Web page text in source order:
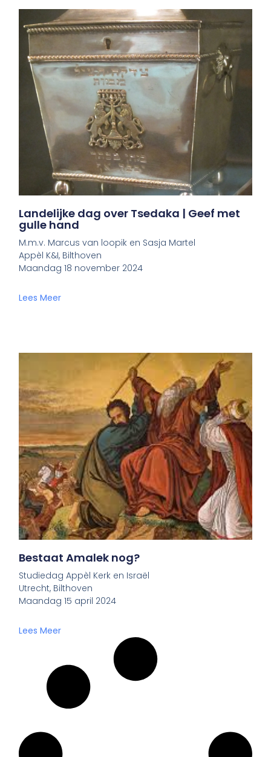
Landelijke dag over Tsedaka | Geef met
gulle hand
M.m.v. Marcus van loopik en Sasja Martel
Appèl K&I, Bilthoven
Maandag 18 november 2024
Lees Meer
Bestaat Amalek nog?
Studiedag Appèl Kerk en Israël
Utrecht, Bilthoven
Maandag 15 april 2024
Lees Meer